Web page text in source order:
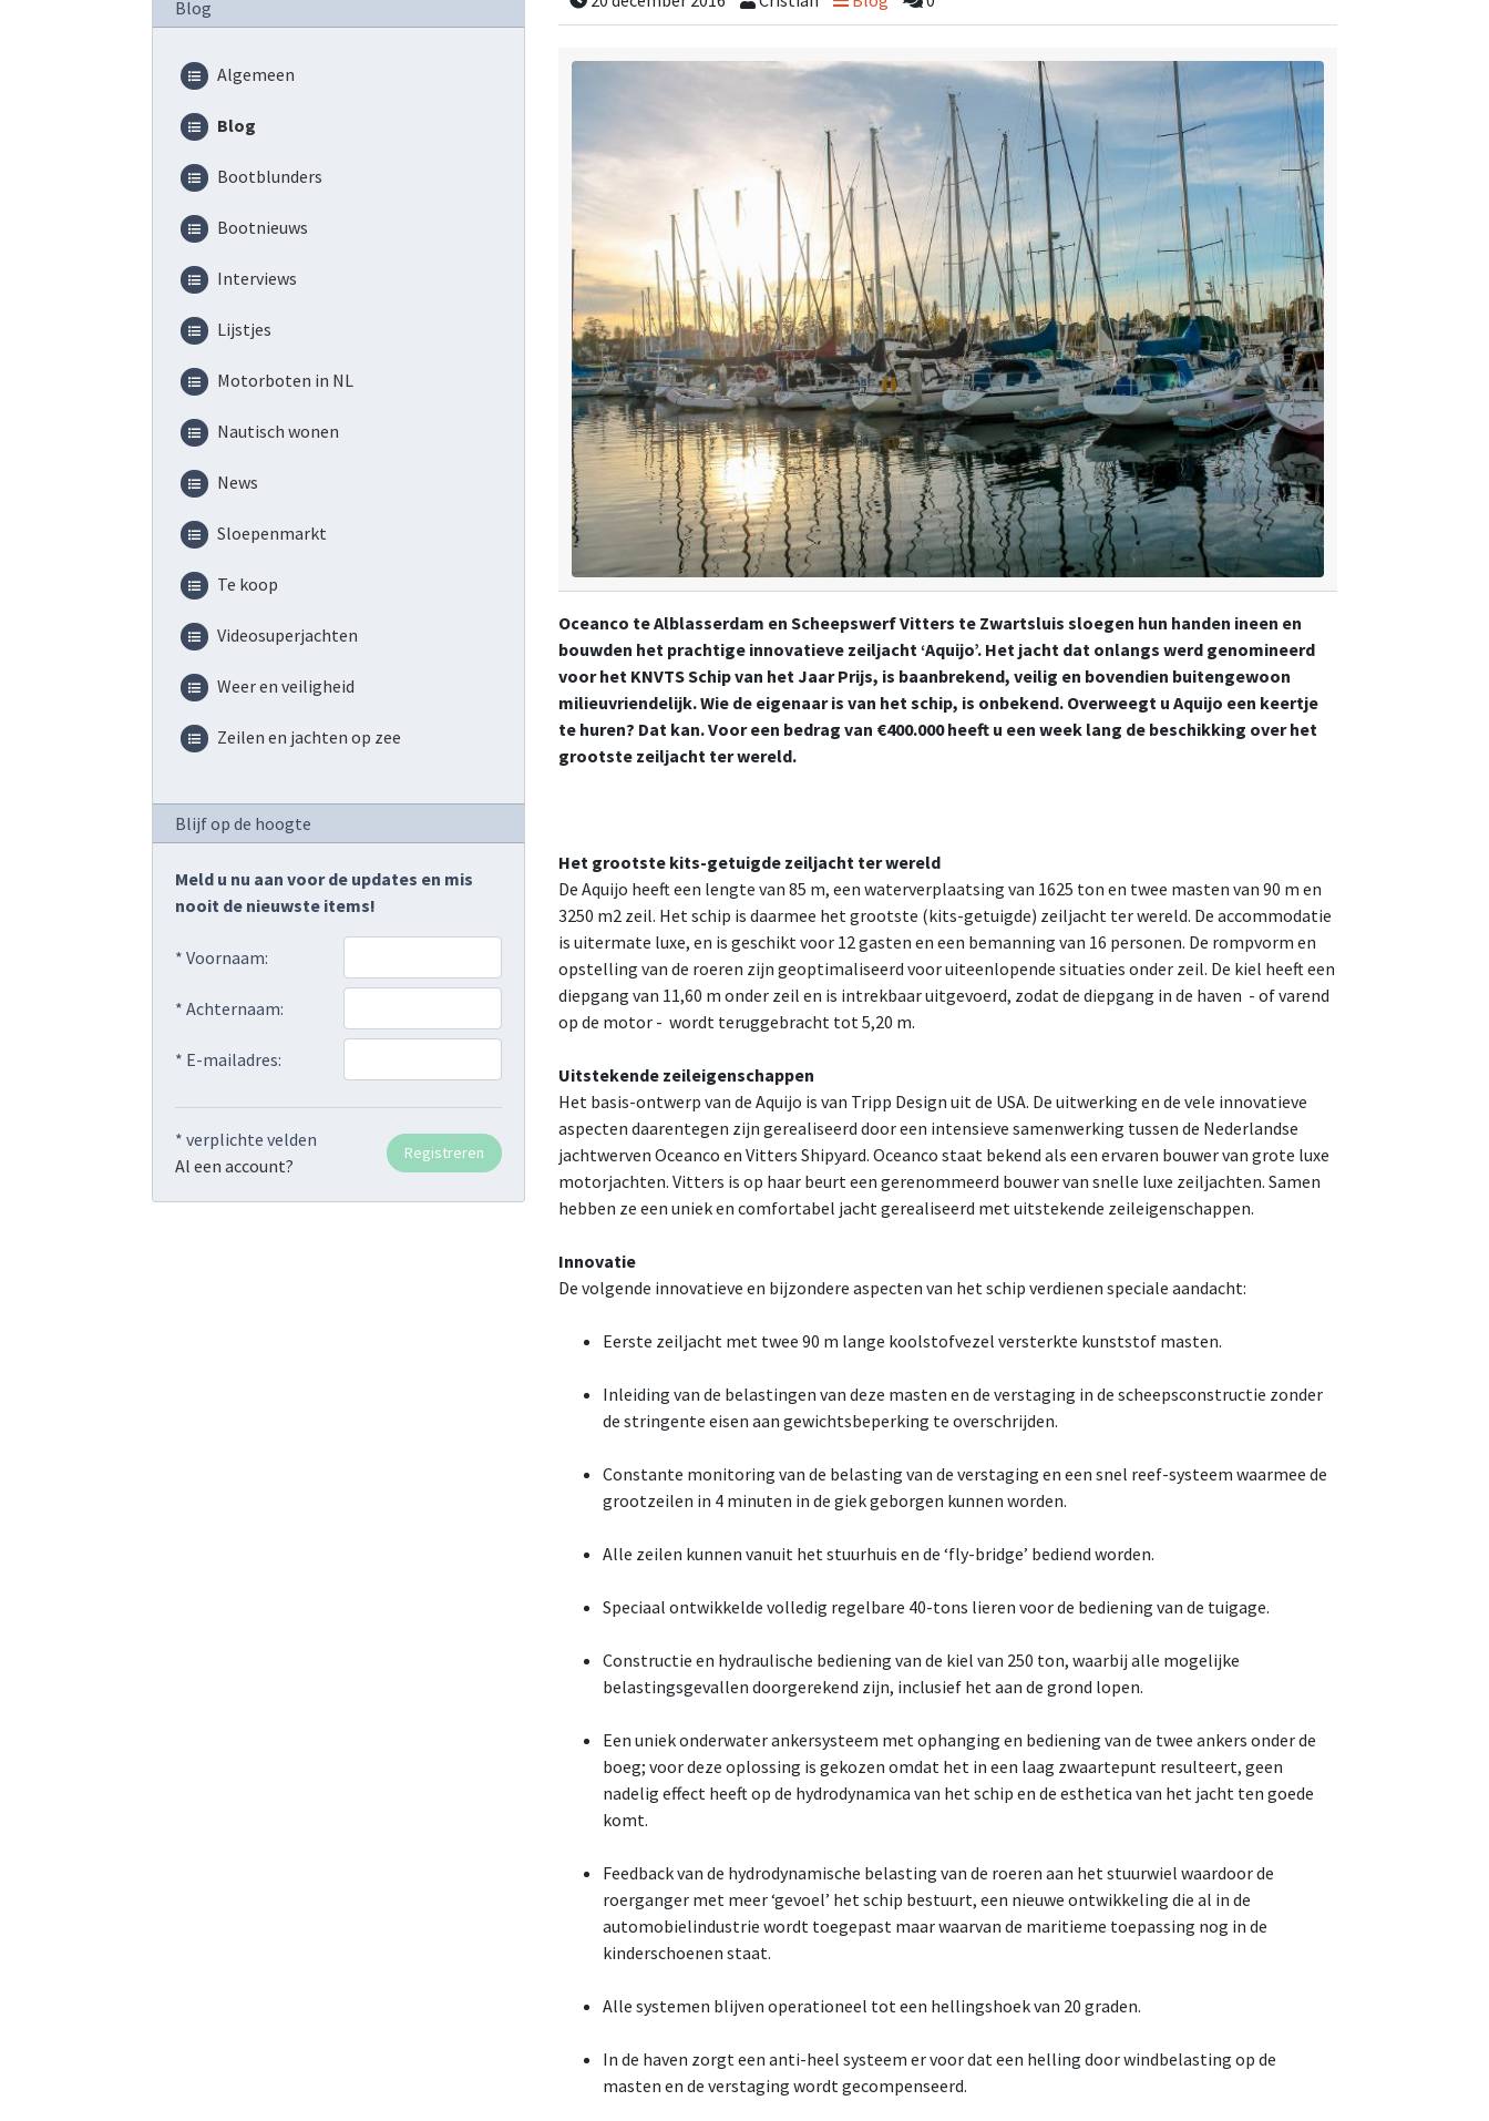
Blog
Algemeen
Blog
Bootblunders
Bootnieuws
Interviews
Lijstjes
Motorboten in NL
Nautisch wonen
News
Sloepenmarkt
Te koop
Videosuperjachten
Weer en veiligheid
Zeilen en jachten op zee
Blijf op de hoogte
Meld u nu aan voor de updates en mis
nooit de nieuwste items!
* Voornaam:
* Achternaam:
* E-mailadres:
* verplichte velden
Al een account?
Oceanco te Alblasserdam en Scheepswerf Vitters te Zwartsluis sloegen hun handen ineen en
bouwden het prachtige innovatieve zeiljacht ‘Aquijo’. Het jacht dat onlangs werd genomineerd
voor het KNVTS Schip van het Jaar Prijs, is baanbrekend, veilig en bovendien buitengewoon
milieuvriendelijk. Wie de eigenaar is van het schip, is onbekend. Overweegt u Aquijo een keertje
te huren? Dat kan. Voor een bedrag van €400.000 heeft u een week lang de beschikking over het
grootste zeiljacht ter wereld.
Het grootste kits-getuigde zeiljacht ter wereld
De Aquijo heeft een lengte van 85 m, een waterverplaatsing van 1625 ton en twee masten van 90 m en
3250 m2 zeil. Het schip is daarmee het grootste (kits-getuigde) zeiljacht ter wereld. De accommodatie
is uitermate luxe, en is geschikt voor 12 gasten en een bemanning van 16 personen. De rompvorm en
opstelling van de roeren zijn geoptimaliseerd voor uiteenlopende situaties onder zeil. De kiel heeft een
diepgang van 11,60 m onder zeil en is intrekbaar uitgevoerd, zodat de diepgang in de haven - of varend
op de motor - wordt teruggebracht tot 5,20 m.
Uitstekende zeileigenschappen
Het basis-ontwerp van de Aquijo is van Tripp Design uit de USA. De uitwerking en de vele innovatieve
aspecten daarentegen zijn gerealiseerd door een intensieve samenwerking tussen de Nederlandse
jachtwerven Oceanco en Vitters Shipyard. Oceanco staat bekend als een ervaren bouwer van grote luxe
motorjachten. Vitters is op haar beurt een gerenommeerd bouwer van snelle luxe zeiljachten. Samen
hebben ze een uniek en comfortabel jacht gerealiseerd met uitstekende zeileigenschappen.
Innovatie
De volgende innovatieve en bijzondere aspecten van het schip verdienen speciale aandacht:
Eerste zeiljacht met twee 90 m lange koolstofvezel versterkte kunststof masten.
Inleiding van de belastingen van deze masten en de verstaging in de scheepsconstructie zonder
de stringente eisen aan gewichtsbeperking te overschrijden.
Constante monitoring van de belasting van de verstaging en een snel reef-systeem waarmee de
grootzeilen in 4 minuten in de giek geborgen kunnen worden.
Alle zeilen kunnen vanuit het stuurhuis en de ‘fly-bridge’ bediend worden.
Speciaal ontwikkelde volledig regelbare 40-tons lieren voor de bediening van de tuigage.
Constructie en hydraulische bediening van de kiel van 250 ton, waarbij alle mogelijke
belastingsgevallen doorgerekend zijn, inclusief het aan de grond lopen.
Een uniek onderwater ankersysteem met ophanging en bediening van de twee ankers onder de
boeg; voor deze oplossing is gekozen omdat het in een laag zwaartepunt resulteert, geen
nadelig effect heeft op de hydrodynamica van het schip en de esthetica van het jacht ten goede
komt.
Feedback van de hydrodynamische belasting van de roeren aan het stuurwiel waardoor de
roerganger met meer ‘gevoel’ het schip bestuurt, een nieuwe ontwikkeling die al in de
automobielindustrie wordt toegepast maar waarvan de maritieme toepassing nog in de
kinderschoenen staat.
Alle systemen blijven operationeel tot een hellingshoek van 20 graden.
In de haven zorgt een anti-heel systeem er voor dat een helling door windbelasting op de
masten en de verstaging wordt gecompenseerd.